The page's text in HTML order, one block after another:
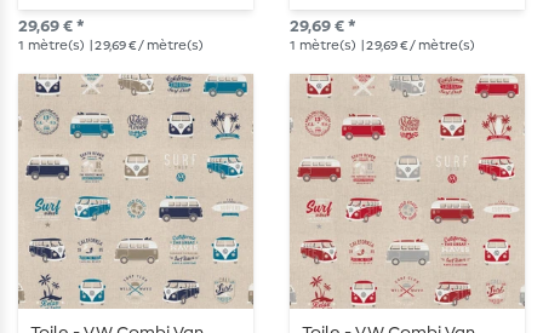
numériques haut de
gamme VW Combi Van
29,69 € *
1 mètre(s) | 29,69 € / mètre(s)
multicolore haut de
gamme
29,69 € *
1 mètre(s) | 29,69 € / mètre(s)